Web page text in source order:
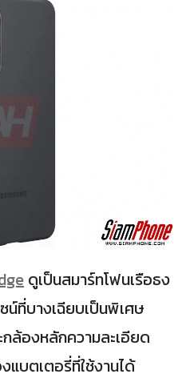
ดูเป็นสมาร์ทโฟนเรือธง
ที่บางเฉียบเป็นพิเศษ
ล้องหลักความละเอียด
แบตเตอรี่ที่ใช้งานได้